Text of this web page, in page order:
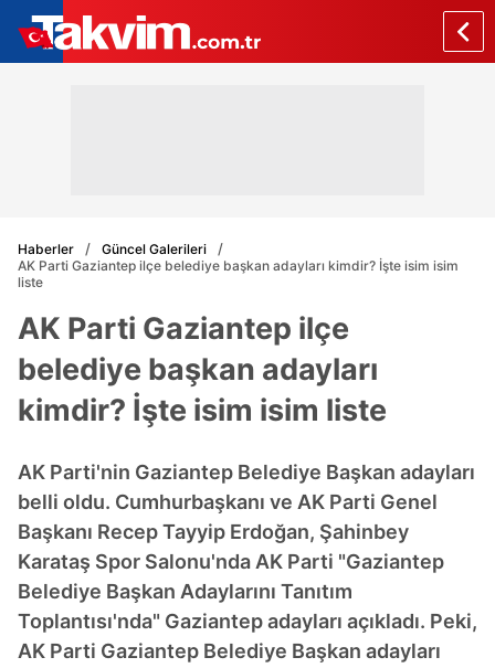
Haberler
Güncel Galerileri
AK Parti Gaziantep ilçe belediye başkan adayları kimdir? İşte isim isim
liste
AK Parti Gaziantep ilçe
belediye başkan adayları
kimdir? İşte isim isim liste
AK Parti'nin Gaziantep Belediye Başkan adayları
belli oldu. Cumhurbaşkanı ve AK Parti Genel
Başkanı Recep Tayyip Erdoğan, Şahinbey
Karataş Spor Salonu'nda AK Parti "Gaziantep
Belediye Başkan Adaylarını Tanıtım
Toplantısı'nda" Gaziantep adayları açıkladı. Peki,
AK Parti Gaziantep Belediye Başkan adayları